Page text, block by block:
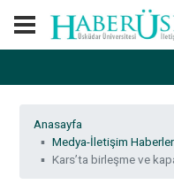
Anasayfa
Medya-İletişim
Kars’ta birleşme ve